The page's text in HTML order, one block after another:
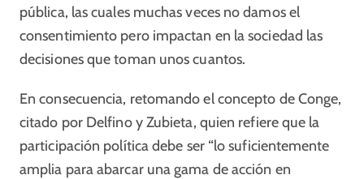
pública, las cuales muchas veces no damos el
consentimiento pero impactan en la sociedad las
decisiones que toman unos cuantos.
En consecuencia, retomando el concepto de Conge,
citado por Delfino y Zubieta, quien refiere que la
participación política debe ser “lo suficientemente
amplia para abarcar una gama de acción en